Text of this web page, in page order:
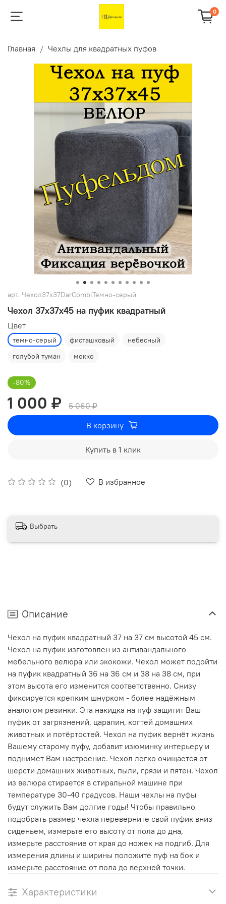
0
Главная Чехлы для квадратных пуфов
арт. Чехол37х37DarCombiТемно-серый
Чехол 37х37х45 на пуфик квадратный
(0) В избранное
Цвет
темно-серый фисташковый
небесный
голубой туман
мокко
-80%
1 000 ₽
5 060 ₽
В корзину
Купить в 1 клик
Выбрать
Описание
Чехол на пуфик квадратный 37 на 37 см высотой 45 см.
Чехол на пуфик изготовлен из антивандального
мебельного велюра или экокожи. Чехол может подойти
на пуфик квадратный 36 на 36 см и 38 на 38 см, при
этом высота его изменится соответственно. Снизу
фиксируется крепким шнурком - более надёжным
аналогом резинки. Эта накидка на пуф защитит Ваш
пуфик от загрязнений, царапин, когтей домашних
животных и потёртостей. Чехол на пуфик вернёт жизнь
Вашему старому пуфу, добавит изюминку интерьеру и
поднимет Вам настроение. Чехол легко очищается от
шерсти домашних животных, пыли, грязи и пятен. Чехол
из велюра стирается в стиральной машине при
температуре 30-40 градусов. Наши чехлы на пуфы
будут служить Вам долгие годы! Чтобы правильно
подобрать размер чехла переверните свой пуфик вниз
сиденьем, измерьте его высоту от пола до дна,
измерьте расстояние от края до ножек на подгиб. Для
измерения длины и ширины положите пуф на бок и
измерьте расстояние от пола до верхней точки.
Характеристики